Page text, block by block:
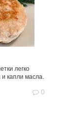
легко
и капли масла.
0